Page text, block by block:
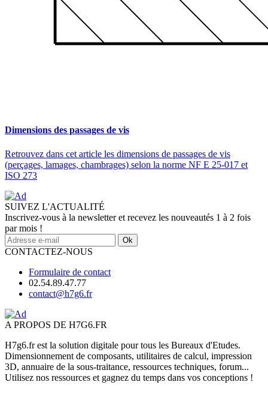
Dimensions des passages de vis
Retrouvez dans cet article les dimensions de passages de vis
(perçages, lamages, chambrages) selon la norme NF E 25-017 et
ISO 273
SUIVEZ L'ACTUALITÉ
Inscrivez-vous à la newsletter et recevez les nouveautés 1 à 2 fois
par mois !
Ok
CONTACTEZ-NOUS
Formulaire de contact
02.54.89.47.77
contact@h7g6.fr
A PROPOS DE H7G6.FR
H7g6.fr est la solution digitale pour tous les Bureaux d'Etudes.
Dimensionnement de composants, utilitaires de calcul, impression
3D, annuaire de la sous-traitance, ressources techniques, forum...
Utilisez nos ressources et gagnez du temps dans vos conceptions !